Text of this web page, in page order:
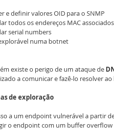
e definir valores OID para o SNMP
todos os endereços MAC associados
serial numbers
numa botnet
existe o perigo de um ataque de
a comunicar e fazê-lo resolver
de exploração
a um endpoint vulnerável a partir
o endpoint com um buffer